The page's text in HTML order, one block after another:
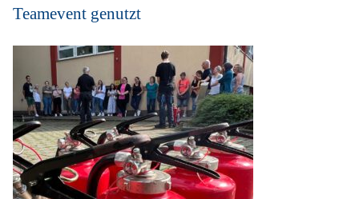
Teamevent genutzt